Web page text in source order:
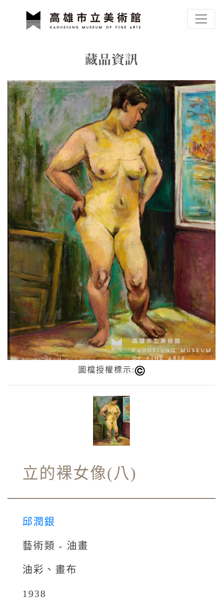
高雄市立美術館
網頁導覽
:::
圖檔授權標示:
立的裸女像(八)
邱潤銀
藝術類 - 油畫
油彩、畫布
1938